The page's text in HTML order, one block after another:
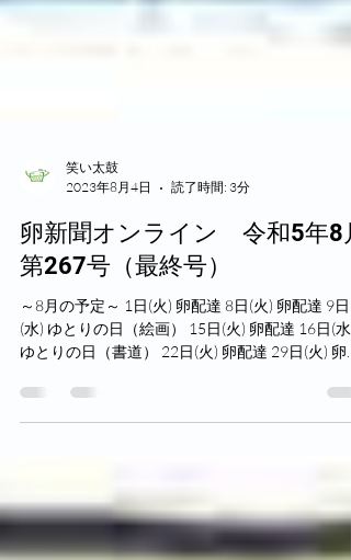
2023年8月4日
読了時間: 3分
卵新聞オンライン 令和5年8
第267号（最終号）
～8月の予定～ 1日(火) 卵配達 8日(火) 卵配達 9日
ゆとりの日（書道） 22日(火) 卵配達 29日(火) 卵配
達 ※予定は変更になることがあります。 卵販売